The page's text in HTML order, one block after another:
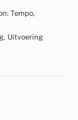
Tempo,
Uitvoering